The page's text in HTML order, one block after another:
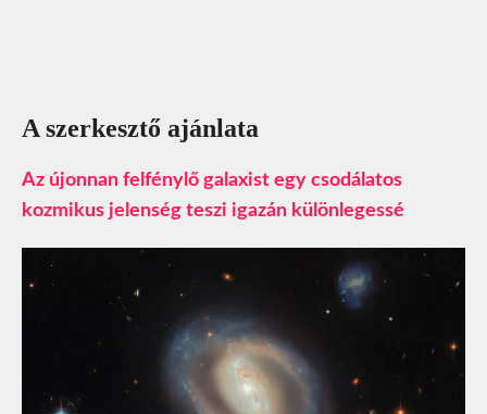
A szerkesztő ajánlata
Az újonnan felfénylő galaxist egy csodálatos
kozmikus jelenség teszi igazán különlegessé